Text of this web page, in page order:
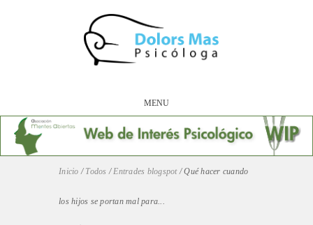
MENU
Inicio / Todos /Entrades blogspot/Qué hacer cuando
los hijos se portan mal para...